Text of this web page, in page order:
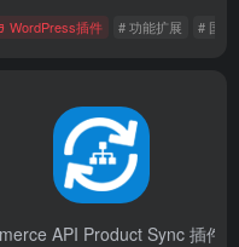
扩展 # 国外插件
WordPress插件 # 功能扩展 # 国外
API Product Sync 插件